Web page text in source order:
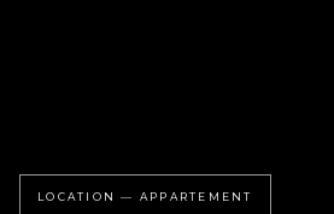
LOCATION — APPARTEMENT